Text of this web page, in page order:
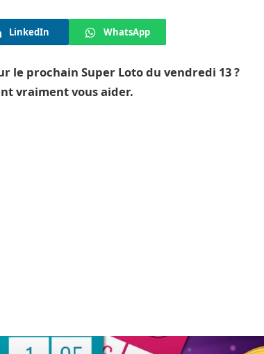
LinkedIn WhatsApp
le prochain Super Loto du vendredi 13 ?
vraiment vous aider.